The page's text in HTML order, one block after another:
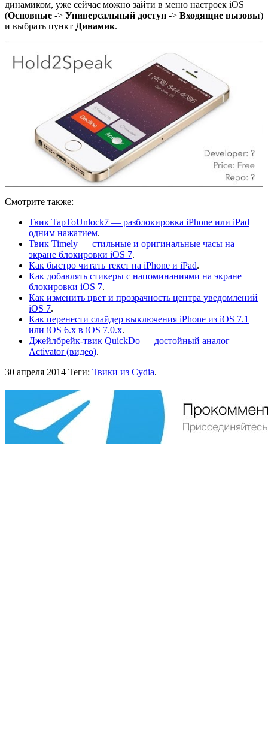
динамиком, уже сейчас можно зайти в меню настроек iOS
(Основные -> Универсальный доступ -> Входящие вызовы)
и выбрать пункт Динамик.
Смотрите также:
Твик TapToUnlock7 — разблокировка iPhone или iPad
одним нажатием.
Твик Timely — стильные и оригинальные часы на
экране блокировки iOS 7.
Как быстро читать текст на iPhone и iPad.
Как добавлять стикеры с напоминаниями на экране
блокировки iOS 7.
Как изменить цвет и прозрачность центра уведомлений
iOS 7.
Как перенести слайдер выключения iPhone из iOS 7.1
или iOS 6.x в iOS 7.0.x.
Джейлбрейк-твик QuickDo — достойный аналог
Activator (видео).
30 апреля 2014 Теги: Твики из Cydia.